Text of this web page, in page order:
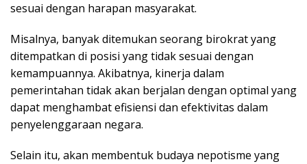
sesuai dengan harapan masyarakat.
Misalnya, banyak ditemukan seorang birokrat yang
ditempatkan di posisi yang tidak sesuai dengan
kemampuannya. Akibatnya, kinerja dalam
pemerintahan tidak akan berjalan dengan optimal yang
dapat menghambat efisiensi dan efektivitas dalam
penyelenggaraan negara.
Selain itu, akan membentuk budaya nepotisme yang